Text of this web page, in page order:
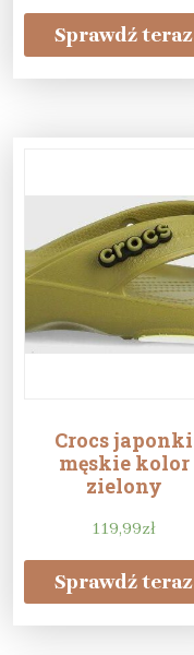
Sprawdź teraz
Crocs japonki
męskie kolor
zielony
119,99zł
Sprawdź teraz